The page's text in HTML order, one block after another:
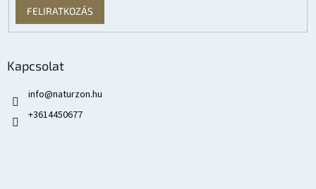
FELIRATKOZÁS
Kapcsolat
info@naturzon.hu
+3614450677